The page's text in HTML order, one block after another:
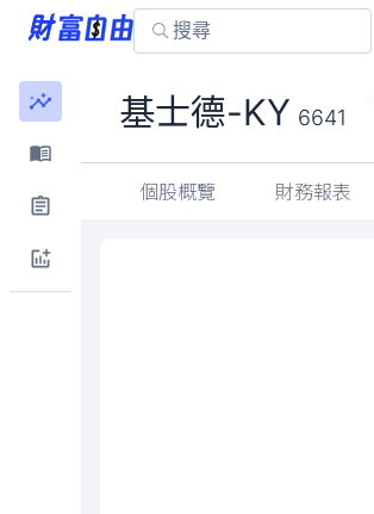
基士德-KY 6641
個股概覽 財務報表